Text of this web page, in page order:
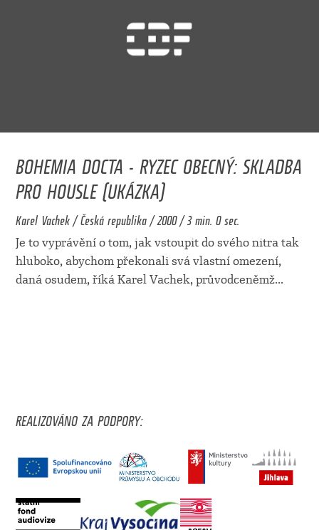
BOHEMIA DOCTA - RYZEC OBECNÝ: SKLADBA
PRO HOUSLE (UKÁZKA)
Karel Vachek / Česká republika / 2000 / 3 min. 0 sec.
Je to vyprávění o tom, jak vstoupit do svého nitra tak
hluboko, abychom překonali svá vlastní omezení,
daná osudem, říká Karel Vachek, průvodceněmž...
REALIZOVÁNO ZA PODPORY: